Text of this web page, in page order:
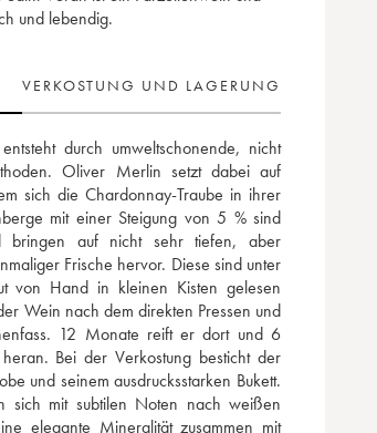
und lebendig.
VERKOSTUNG UND LAGERUNG
durch umweltschonende, nicht
Oliver Merlin setzt dabei auf
sich die Chardonnay-Traube in ihrer
mit einer Steigung von 5 % sind
bringen auf nicht sehr tiefen, aber
Frische hervor. Diese sind unter
von Hand in kleinen Kisten gelesen
Wein nach dem direkten Pressen und
12 Monate reift er dort und 6
Bei der Verkostung besticht der
und seinem ausdrucksstarken Bukett.
sich mit subtilen Noten nach weißen
elegante Mineralität zusammen mit